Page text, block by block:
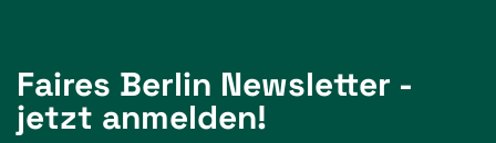
Faires Berlin Newsletter -
jetzt anmelden!